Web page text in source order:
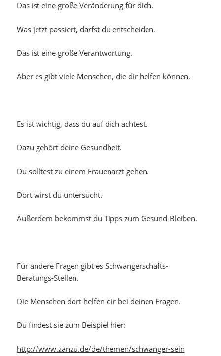
Das ist eine große Veränderung für dich.
Was jetzt passiert, darfst du entscheiden.
Das ist eine große Verantwortung.
Aber es gibt viele Menschen, die dir helfen können.
Es ist wichtig, dass du auf dich achtest.
Dazu gehört deine Gesundheit.
Du solltest zu einem Frauenarzt gehen.
Dort wirst du untersucht.
Außerdem bekommst du Tipps zum Gesund-Bleiben.
Für andere Fragen gibt es Schwangerschafts-
Beratungs-Stellen.
Die Menschen dort helfen dir bei deinen Fragen.
Du findest sie zum Beispiel hier:
http://www.zanzu.de/de/themen/schwanger-sein